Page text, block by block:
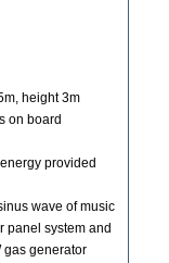
height 3m
on board
provided
wave of music
panel system and
gas generator